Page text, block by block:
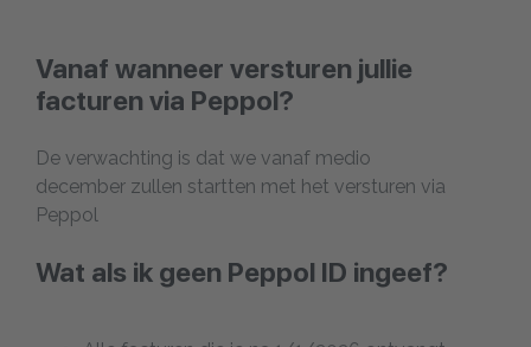
Vanaf wanneer versturen jullie
facturen via Peppol?
De verwachting is dat we vanaf medio
december zullen startten met het versturen via
Peppol
Wat als ik geen Peppol ID ingeef?